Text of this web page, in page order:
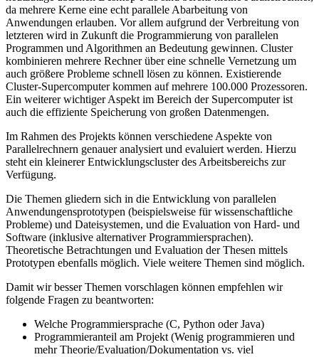
da mehrere Kerne eine echt parallele Abarbeitung von
Anwendungen erlauben. Vor allem aufgrund der Verbreitung von
letzteren wird in Zukunft die Programmierung von parallelen
Programmen und Algorithmen an Bedeutung gewinnen. Cluster
kombinieren mehrere Rechner über eine schnelle Vernetzung um
auch größere Probleme schnell lösen zu können. Existierende
Cluster-Supercomputer kommen auf mehrere 100.000 Prozessoren.
Ein weiterer wichtiger Aspekt im Bereich der Supercomputer ist
auch die effiziente Speicherung von großen Datenmengen.
Im Rahmen des Projekts können verschiedene Aspekte von
Parallelrechnern genauer analysiert und evaluiert werden. Hierzu
steht ein kleinerer Entwicklungscluster des Arbeitsbereichs zur
Verfügung.
Die Themen gliedern sich in die Entwicklung von parallelen
Anwendungensprototypen (beispielsweise für wissenschaftliche
Probleme) und Dateisystemen, und die Evaluation von Hard- und
Software (inklusive alternativer Programmiersprachen).
Theoretische Betrachtungen und Evaluation der Thesen mittels
Prototypen ebenfalls möglich. Viele weitere Themen sind möglich.
Damit wir besser Themen vorschlagen können empfehlen wir
folgende Fragen zu beantworten:
Welche Programmiersprache (C, Python oder Java)
Programmieranteil am Projekt (Wenig programmieren und
mehr Theorie/Evaluation/Dokumentation vs. viel